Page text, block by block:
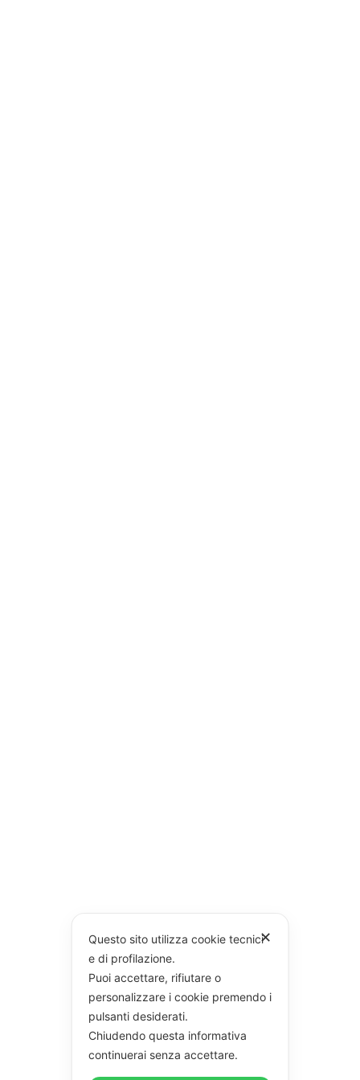
✕
Questo sito utilizza cookie tecnici
e di profilazione.
Puoi accettare, rifiutare o
personalizzare i cookie premendo i
pulsanti desiderati.
Chiudendo questa informativa
continuerai senza accettare.